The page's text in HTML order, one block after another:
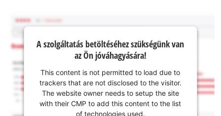
A szolgáltatás betöltéséhez szükségünk van
az Ön jóváhagyására!
This content is not permitted to load due to
trackers that are not disclosed to the visitor.
The website owner needs to setup the site
with their CMP to add this content to the list
of technologies used.